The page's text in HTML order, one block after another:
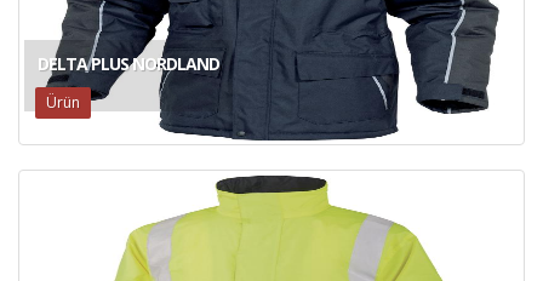
DELTA PLUS NORDLAND
Ürün